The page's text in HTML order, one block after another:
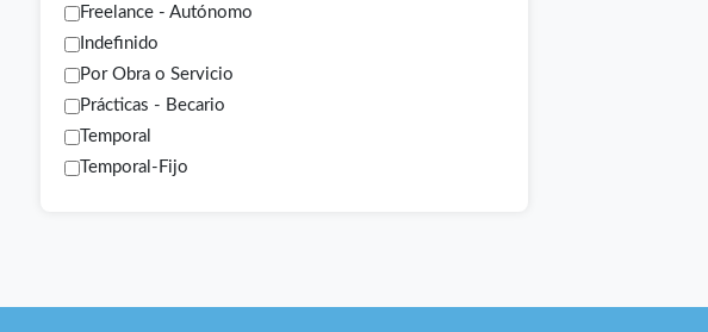
Freelance - Autónomo
Indefinido
Por Obra o Servicio
Prácticas - Becario
Temporal
Temporal-Fijo